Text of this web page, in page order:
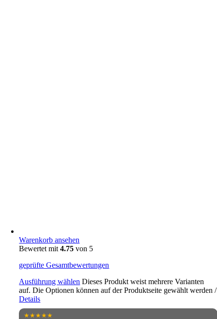
Warenkorb ansehen
Bewertet mit4.75 von 5
geprüfte Gesamtbewertungen
Ausführung wählen Dieses Produkt weist mehrere Varianten
auf. Die Optionen können auf der Produktseite gewählt werden/
Details
★★★★★